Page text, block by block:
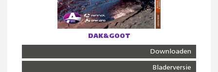
DAK&GOOT
Downloaden
Bladerversie